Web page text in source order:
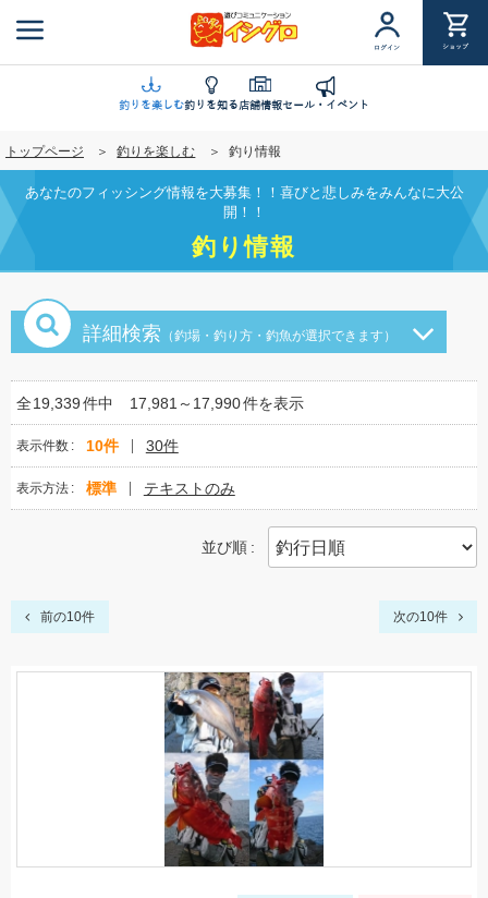
ン
に
移
動
ログイン ショップ
釣りを楽しむ釣りを知る店舗情報セール・イベント
トップページ 釣りを楽しむ 釣り情報
あなたのフィッシング情報を大募集！！喜びと悲しみをみんなに大公
開！！
釣り情報
詳細検索 （釣場・釣り方・釣魚が選択できます）
全19,339件中 17,981～17,990件を表示
表示件数 10件 30件
表示方法 標準 テキストのみ
並び順
前の10件 次の10件